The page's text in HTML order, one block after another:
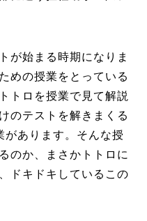
が始まる時期になりま
めの授業をとっている
トロを授業で見て解説
のテストを解きまくる
あります。そんな授
のか、まさかトトロに
ドキドキしているこの